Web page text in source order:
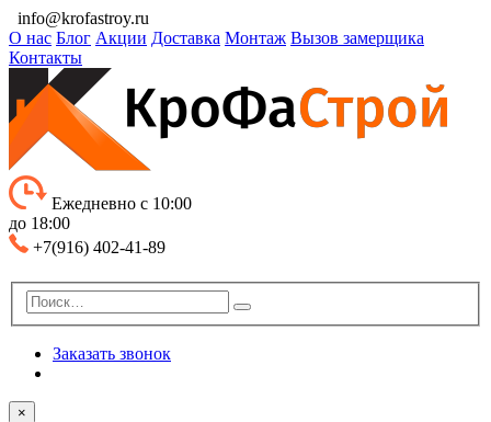
info@krofastroy.ru
О нас Блог Акции Доставка Монтаж Вызов замерщика
Контакты
Ежедневно с 10:00
до 18:00
+7(916) 402-41-89
Заказать звонок
×